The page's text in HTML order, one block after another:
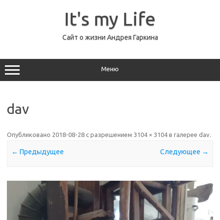
It's my Life
Сайт о жизни Андрея Гаркина
Меню
dav
Опубликовано 2018-08-28 с разрешением 3104 × 3104 в галерее dav.
← Предыдущее Следующее →